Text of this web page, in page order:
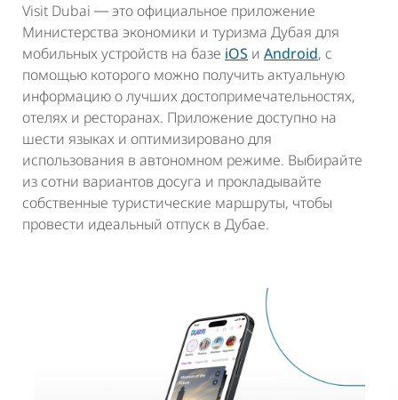
Visit Dubai ― это официальное приложение
Министерства экономики и туризма Дубая для
мобильных устройств на базе iOS и Android, с
помощью которого можно получить актуальную
информацию о лучших достопримечательностях,
отелях и ресторанах. Приложение доступно на
шести языках и оптимизировано для
использования в автономном режиме. Выбирайте
из сотни вариантов досуга и прокладывайте
собственные туристические маршруты, чтобы
провести идеальный отпуск в Дубае.